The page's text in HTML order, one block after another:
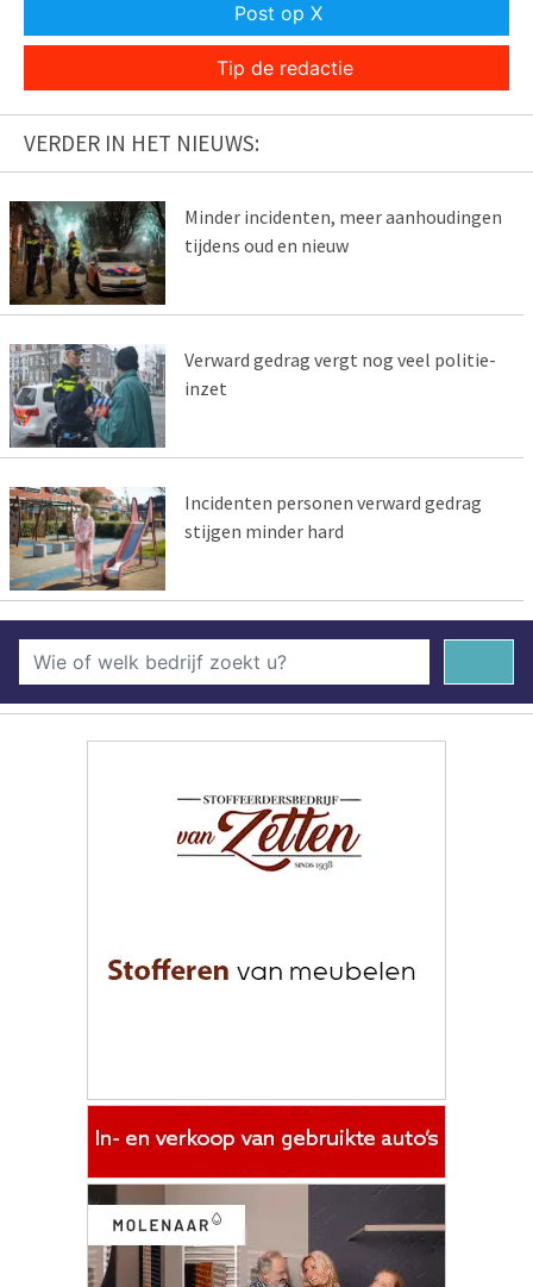
Post op X
Tip de redactie
VERDER IN HET NIEUWS:
Minder incidenten, meer aanhoudingen
tijdens oud en nieuw
Verward gedrag vergt nog veel politie-
inzet
Incidenten personen verward gedrag
stijgen minder hard